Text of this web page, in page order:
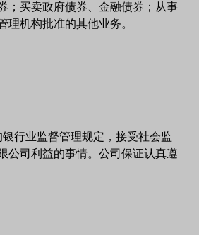
；买卖政府债券、金融债券；从事
机构批准的其他业务。
行业监督管理规定，接受社会监
公司利益的事情。公司保证认真遵